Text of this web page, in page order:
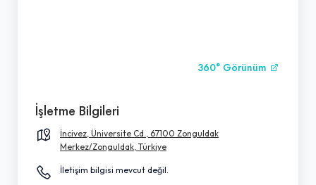
360° Görünüm
İşletme Bilgileri
İncivez, Üniversite Cd., 67100 Zonguldak
Merkez/Zonguldak, Türkiye
İletişim bilgisi mevcut değil.